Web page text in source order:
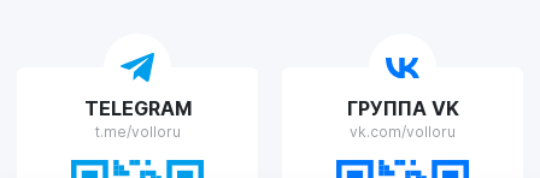
TELEGRAM
t.me/volloru
ГРУППА VK
vk.com/volloru